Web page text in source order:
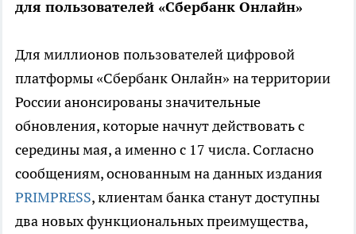
для пользователей «Сбербанк Онлайн»
Для миллионов пользователей цифровой
платформы «Сбербанк Онлайн» на территории
России анонсированы значительные
обновления, которые начнут действовать с
середины мая, а именно с 17 числа. Согласно
сообщениям, основанным на данных издания
PRIMPRESS, клиентам банка станут доступны
два новых функциональных преимущества,